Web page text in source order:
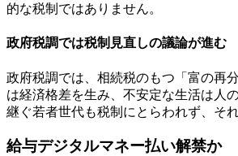
的な税制ではありません。
政府税調では税制見直しの議論が進む
政府税調では、相続税のもつ「富の再
は経済格差を生み、不安定な生活は人
継ぐ若者世代も税制にとらわれず、そ
給与デジタルマネー払い解禁か